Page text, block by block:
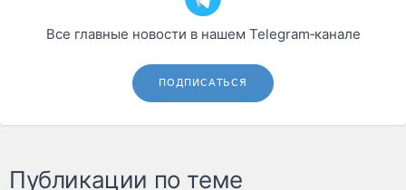
Все главные новости в нашем Telegram‑канале
ПОДПИСАТЬСЯ
Публикации по теме